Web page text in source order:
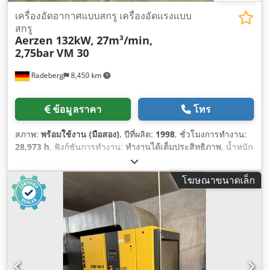
Radeberg 8,450 km
เครื่องอัดอากาศแบบสกรู เครื่องอัดแรงแบบ
สกรู
Aerzen 132kW, 27m³/min,
2,75barVM 30
ข้อมูลราคา โทร
สภาพ: พร้อมใช้งาน (มือสอง), ปีที่ผลิต: 1998, ชั่วโมงการทำงาน:
28,973 h, ฟังก์ชันการทำงาน: ทำงานได้เต็มประสิทธิภาพ, น้ำหนัก
, ความยาวทั้งหมด:
1,150 มม, ความสูงรวม:1,770 มม, กำลัง:132 กิโลวัตต์ (179.47
แรงม้า), อัตราการไหลเชิงปริมาตร: 1,630 ลบ.ม./ชม., ประเภท
การระบายความร้อน:
, แรงดันไฟฟ้าขาเข้า: 400 V
เข้า:50 Hz , อุณหภูมิการทำงาน:201 °C, ความดัน:2.75 แท่ง
ความเร็วรอบ (สูงสุด): 12,874 รอบ/นาที, ประเภทกระแสไฟฟ้าที่
สามเฟส, อุปกรณ์:คอมเพรสเซอร์, มีแผ่นป้ายประเภท,
เอกสารประกอบ / คู่มือ
โฆษณาขนาดเล็ก